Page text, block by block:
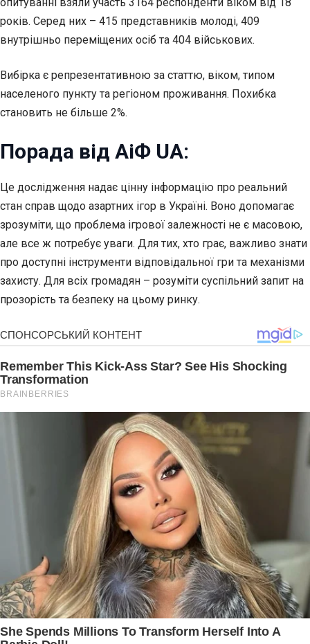
років. Серед них – 415 представників молоді, 409
внутрішньо переміщених осіб та 404 військових.
Вибірка є репрезентативною за статтю, віком, типом
населеного пункту та регіоном проживання. Похибка
становить не більше 2%.
Порада від АіФ UA:
Це дослідження надає цінну інформацію про реальний
стан справ щодо азартних ігор в Україні. Воно допомагає
зрозуміти, що проблема ігрової залежності не є масовою,
але все ж потребує уваги. Для тих, хто грає, важливо знати
про доступні інструменти відповідальної гри та механізми
захисту. Для всіх громадян – розуміти суспільний запит на
прозорість та безпеку на цьому ринку.